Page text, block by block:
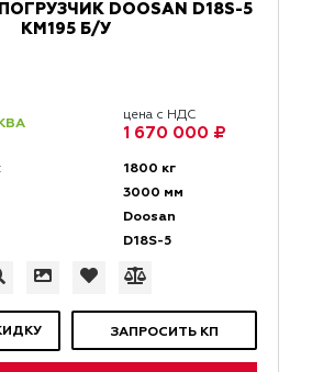
DOOSAN D18S-5
КМ195 Б/У
цена с НДС
1 670 000 ₽
1800 кг
3000 мм
Doosan
D18S-5
ЗАПРОСИТЬ КП